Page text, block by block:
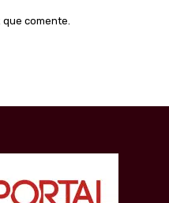
comente.